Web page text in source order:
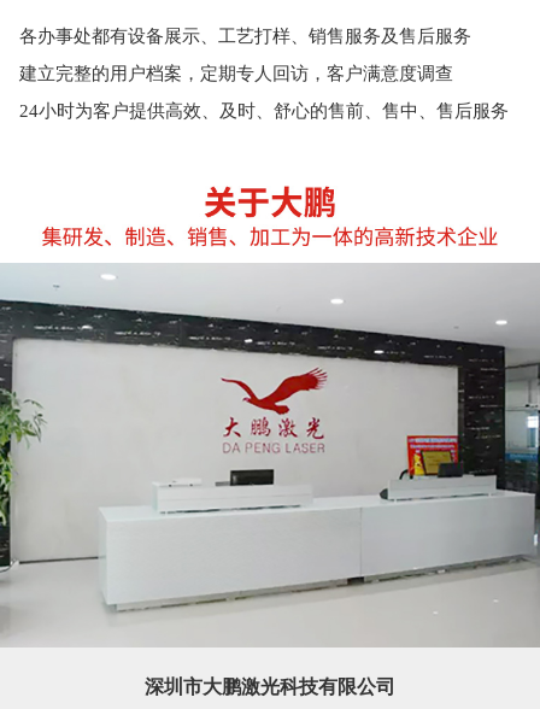
各办事处都有设备展示、工艺打样、销售服务及售后服务
建立完整的用户档案，定期专人回访，客户满意度调查
24小时为客户提供高效、及时、舒心的售前、售中、售后服务
深圳市大鹏激光科技有限公司